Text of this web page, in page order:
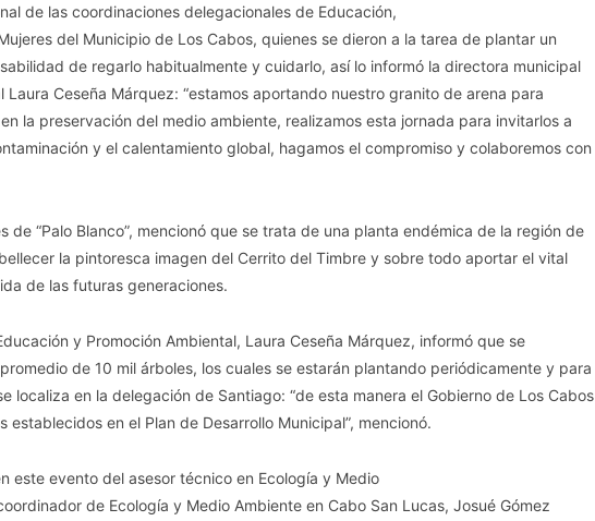
de las coordinaciones delegacionales de Educación,
del Municipio de Los Cabos, quienes se dieron a la tarea de plantar un
de regarlo habitualmente y cuidarlo, así lo informó la directora municipal
Ceseña Márquez: “estamos aportando nuestro granito de arena para
la preservación del medio ambiente, realizamos esta jornada para invitarlos a
y el calentamiento global, hagamos el compromiso y colaboremos con
de “Palo Blanco”, mencionó que se trata de una planta endémica de la región de
la pintoresca imagen del Cerrito del Timbre y sobre todo aportar el vital
de las futuras generaciones.
y Promoción Ambiental, Laura Ceseña Márquez, informó que se
de 10 mil árboles, los cuales se estarán plantando periódicamente y para
localiza en la delegación de Santiago: “de esta manera el Gobierno de Los Cabos
en el Plan de Desarrollo Municipal”, mencionó.
este evento del asesor técnico en Ecología y Medio
de Ecología y Medio Ambiente en Cabo San Lucas, Josué Gómez